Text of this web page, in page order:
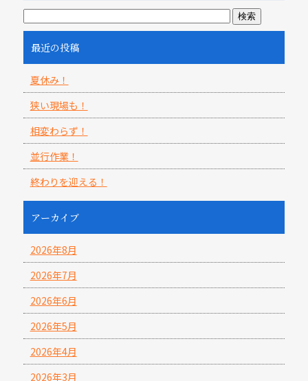
最近の投稿
夏休み！
狭い現場も！
相変わらず！
並行作業！
終わりを迎える！
アーカイブ
2026年8月
2026年7月
2026年6月
2026年5月
2026年4月
2026年3月